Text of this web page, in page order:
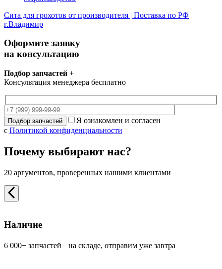
Сита для грохотов от производителя | Поставка по РФ
г.Владимир
Оформите заявку
на консультацию
Подбор запчастей +
Консультация менеджера бесплатно
Я ознакомлен и согласен
с Политикой конфиденциальности
Почему выбирают нас?
20 аргументов, проверенных нашими клиентами
Наличие
6 000+ запчастей на складе, отправим уже завтра